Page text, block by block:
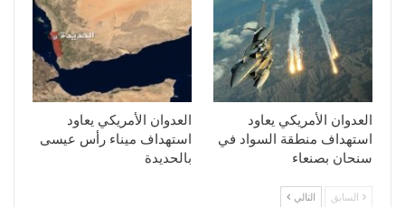
العدوان الأمريكي يعاود
استهداف منطقة السواد في
سنحان بصنعاء
العدوان الأمريكي يعاود
استهداف ميناء رأس عيسى
بالحديدة
السابق التالي